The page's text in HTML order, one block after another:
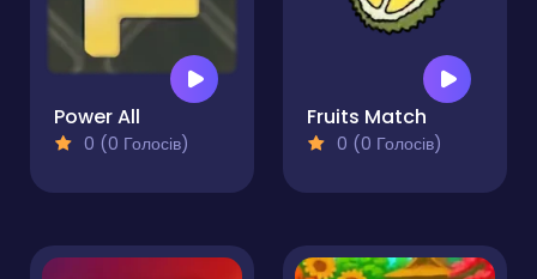
Power All
0 (0 Голосів)
Fruits Match
0 (0 Голосів)